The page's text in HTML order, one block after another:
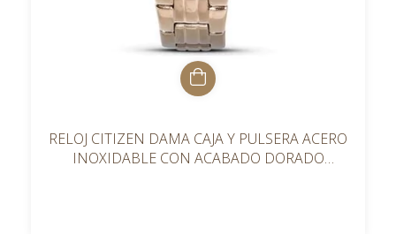
RELOJ CITIZEN DAMA CAJA Y PULSERA ACERO
INOXIDABLE CON ACABADO DORADO